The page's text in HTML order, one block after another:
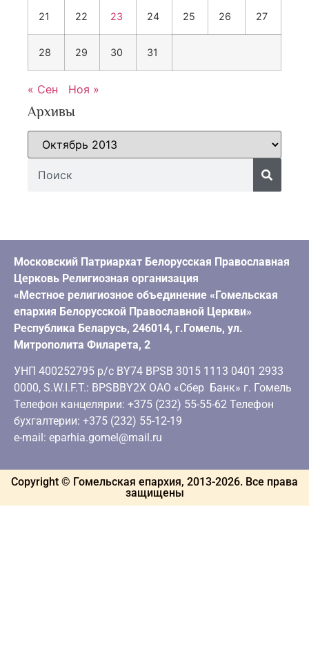
21 22 23 24 25 26 27
28 29 30 31
« Сен Ноя »
Архивы
Московский Патриархат Белорусская Православная
Церковь Религиозная организация
«Местное религиозное объединение «Гомельская
епархия Белорусской Православной Церкви»
Республика Беларусь, 246014, г.Гомель, ул.
Митрополита Филарета, 2
УНП 400252795 р/с BY74 BPSB 3015 1113 0401 2933
0000, S.W.I.F.T.: BPSBBY2X ОАО «Сбер Банк» г. Гомель
Телефон канцелярии: +375 (232) 55-55-62 Телефон
бухгалтерии: +375 (232) 55-12-19
e-mail: eparhia.gomel@mail.ru
Copyright © Гомельская епархия, 2013-2026. Все права
защищены